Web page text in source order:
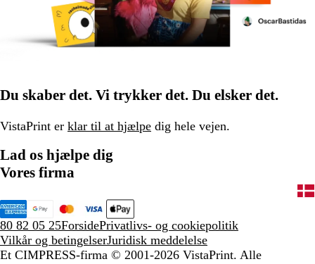
Du skaber det. Vi trykker det. Du elsker det.
VistaPrint er klar til at hjælpe dig hele vejen.
Lad os hjælpe dig
Vores firma
80 82 05 25ForsidePrivatlivs- og cookiepolitik
Vilkår og betingelserJuridisk meddelelse
Et CIMPRESS-firma © 2001-2026 VistaPrint. Alle